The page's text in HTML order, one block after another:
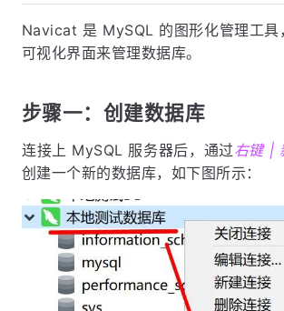
Navicat 是 MySQL 的图形化管理工具
可视化界面来管理数据库。
步骤一：创建数据库
连接上 MySQL 服务器后，通过右键 |
创建一个新的数据库，如下图所示：